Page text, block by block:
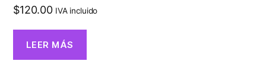
$120.00 IVA incluido
LEER MÁS